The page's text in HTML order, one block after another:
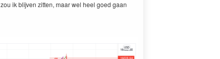
ik bli­jven zit­ten, maar wel heel goed gaan